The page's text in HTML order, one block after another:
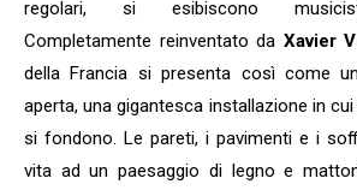
regolari, si esibiscono
Completamente reinventato da Xavier
della Francia si presenta così come
aperta, una gigantesca installazione in
si fondono. Le pareti, i pavimenti e i
vita ad un paesaggio di legno e